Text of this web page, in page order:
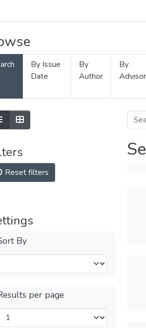
By Issue
Date
By
Author
By
Advisor
Reset filters
By
per page